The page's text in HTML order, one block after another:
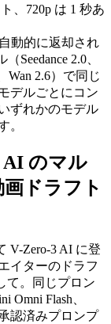
、720p は 1 秒あ
動的に返却され
Seedance 2.0、
Wan 2.6）で同じ
デルごとにコン
ずれかのモデル
。
のマル
ドラフト
V-Zero-3 AI に登
イターのドラフ
て。同じプロン
Omni Flash、
認済みプロンプ